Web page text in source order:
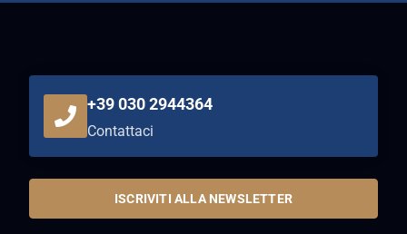
+39 030 2944364
Contattaci
ISCRIVITI ALLA NEWSLETTER